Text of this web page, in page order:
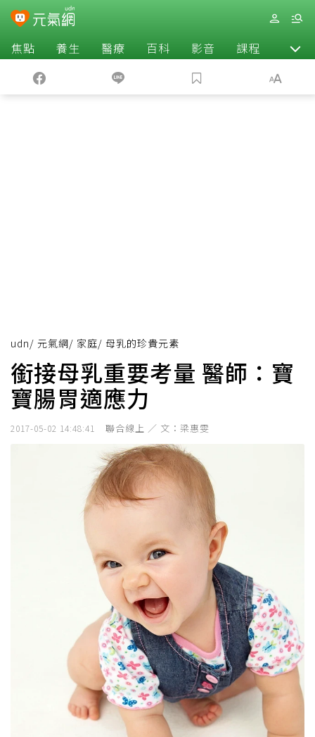
焦點 養生 醫療 百科 影音 課程 退休
udn/ 元氣網/ 家庭/ 母乳的珍貴元素
銜接母乳重要考量 醫師：寶
寶腸胃適應力
2017-05-02 14:48:41 聯合線上 ／ 文：梁惠雯